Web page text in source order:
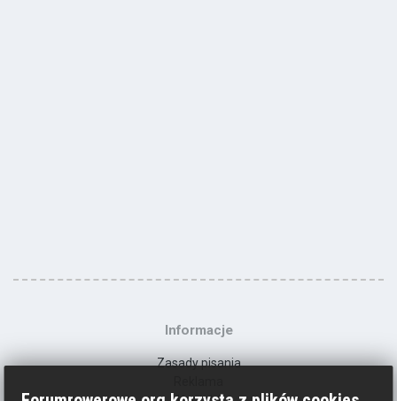
Informacje
Zasady pisania